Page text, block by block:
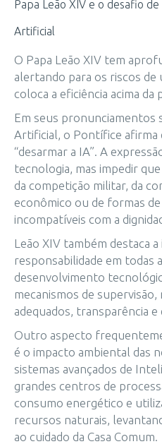
Papa Leão XIV e o desafio
Artificial
O Papa Leão XIV tem
alertando para os riscos de
coloca a eficiência acima da
Em seus pronunciamentos
Artificial, o Pontífice afirma
“desarmar a IA”. A
tecnologia, mas impedir
da competição militar, da
econômico ou de formas
incompatíveis com a
Leão XIV também destaca
responsabilidade em todas
desenvolvimento
mecanismos de supervisão,
adequados, transparência e
Outro aspecto
é o impacto ambiental das
sistemas avançados de
grandes centros de
consumo energético e
recursos naturais,
ao cuidado da Casa Comum.